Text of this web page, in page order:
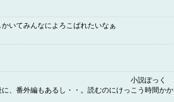
いてみんなによろこばれたいなぁ
説ぽっく
、番外編もあるし・・。読むのにけっこう時間かか